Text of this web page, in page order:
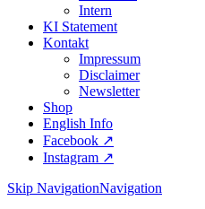
Intern
KI Statement
Kontakt
Impressum
Disclaimer
Newsletter
Shop
English Info
Facebook ↗︎
Instagram ↗︎
Skip NavigationNavigation